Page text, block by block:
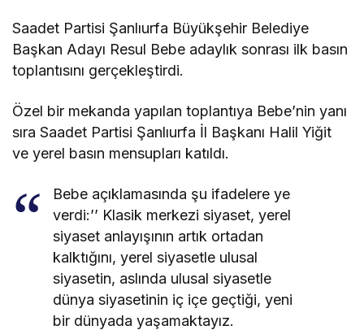
Saadet Partisi Şanlıurfa Büyükşehir Belediye
Başkan Adayı Resul Bebe adaylık sonrası ilk basın
toplantısını gerçekleştirdi.
Özel bir mekanda yapılan toplantıya Bebe’nin yanı
sıra Saadet Partisi Şanlıurfa İl Başkanı Halil Yiğit
ve yerel basın mensupları katıldı.
Bebe açıklamasında şu ifadelere ye
verdi:’’ Klasik merkezi siyaset, yerel
siyaset anlayışının artık ortadan
kalktığını, yerel siyasetle ulusal
siyasetin, aslında ulusal siyasetle
dünya siyasetinin iç içe geçtiği, yeni
bir dünyada yaşamaktayız.